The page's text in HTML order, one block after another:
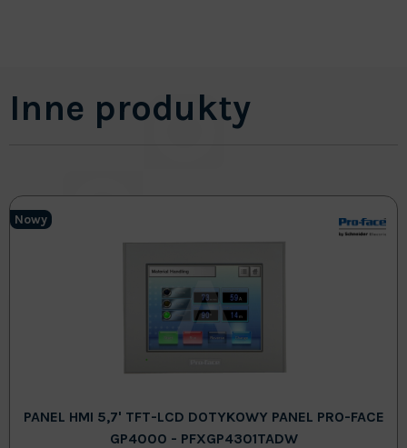
Inne produkty
Nowy
PANEL HMI 5,7' TFT-LCD DOTYKOWY PANEL PRO-FACE
GP4000 - PFXGP4301TADW